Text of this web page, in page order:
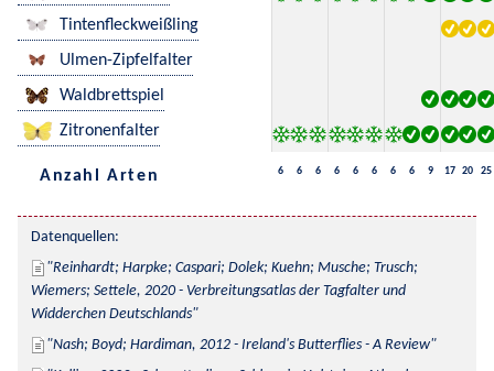
Tintenfleckweißling
Ulmen-Zipfelfalter
Waldbrettspiel
Zitronenfalter
Anzahl Arten 6 6 6 6 6 6 6 6 9 17 20 25
Datenquellen:
Reinhardt; Harpke; Caspari; Dolek; Kuehn; Musche; Trusch;
Wiemers; Settele, 2020 - Verbreitungsatlas der Tagfalter und
Widderchen Deutschlands
Nash; Boyd; Hardiman, 2012 - Ireland's Butterflies - A Review